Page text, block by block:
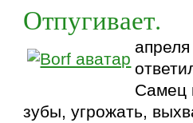
Отпугивает.
Самец
зубы, угрожать,